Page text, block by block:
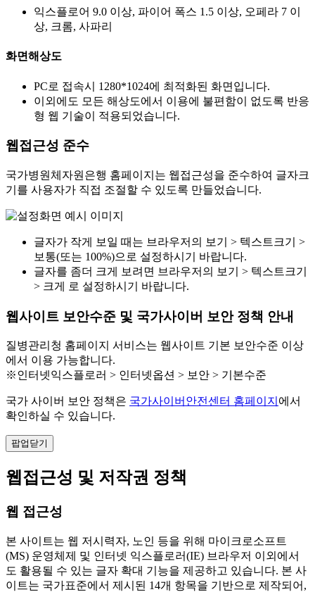
익스플로어 9.0 이상, 파이어 폭스 1.5 이상, 오페라 7 이
상, 크롬, 사파리
화면해상도
PC로 접속시 1280*1024에 최적화된 화면입니다.
이외에도 모든 해상도에서 이용에 불편함이 없도록 반응
형 웹 기술이 적용되었습니다.
웹접근성 준수
국가병원체자원은행 홈페이지는 웹접근성을 준수하여 글자크
기를 사용자가 직접 조절할 수 있도록 만들었습니다.
글자가 작게 보일 때는 브라우저의 보기 > 텍스트크기 >
보통(또는 100%)으로 설정하시기 바랍니다.
글자를 좀더 크게 보려면 브라우저의 보기 > 텍스트크기
> 크게 로 설정하시기 바랍니다.
웹사이트 보안수준 및 국가사이버 보안 정책 안내
질병관리청 홈페이지 서비스는 웹사이트 기본 보안수준 이상
에서 이용 가능합니다.
※인터넷익스플로러 > 인터넷옵션 > 보안 > 기본수준
국가 사이버 보안 정책은 국가사이버안전센터 홈페이지 에서
확인하실 수 있습니다.
팝업닫기
웹접근성 및 저작권 정책
웹 접근성
본 사이트는 웹 저시력자, 노인 등을 위해 마이크로소프트
(MS) 운영체제 및 인터넷 익스플로러(IE) 브라우저 이외에서
도 활용될 수 있는 글자 확대 기능을 제공하고 있습니다. 본 사
이트는 국가표준에서 제시된 14개 항목을 기반으로 제작되어,